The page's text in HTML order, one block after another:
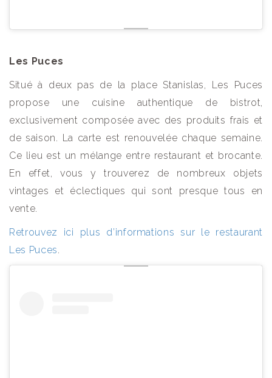
Les Puces
Situé à deux pas de la place Stanislas, Les Puces
propose une cuisine authentique de bistrot,
exclusivement composée avec des produits frais et
de saison. La carte est renouvelée chaque semaine.
Ce lieu est un mélange entre restaurant et brocante.
En effet, vous y trouverez de nombreux objets
vintages et éclectiques qui sont presque tous en
vente.
Retrouvez ici plus d’informations sur le restaurant
Les Puces